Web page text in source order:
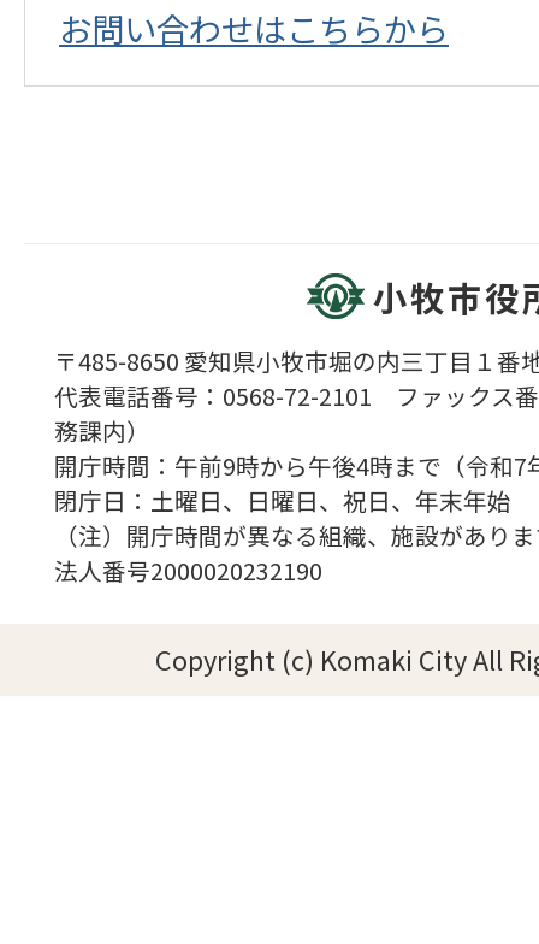
お問い合わせはこちらから
小牧市役
〒485-8650 愛知県小牧市堀の内三丁目１番
代表電話番号：0568-72-2101 ファックス
務課内）
開庁時間：午前9時から午後4時まで（令
閉庁日：土曜日、日曜日、祝日、年末年始
（注）開庁時間が異なる組織、施設があり
法人番号2000020232190
Copyright (c) Komaki City All